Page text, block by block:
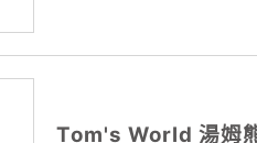
Tom's World 湯姆